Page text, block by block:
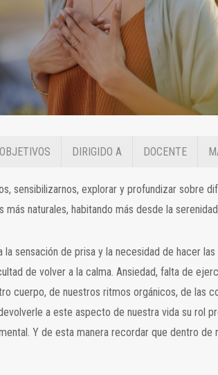
OBJETIVOS DIRIGIDO A DOCENTE
sensibilizarnos, explorar y profundizar
naturales, habitando más desde la
sensación de prisa y la necesidad de hacer
de volver a la calma. Ansiedad, falta de
cuerpo, de nuestros ritmos orgánicos, de las
a este aspecto de nuestra vida su rol
Y de esta manera recordar que dentro